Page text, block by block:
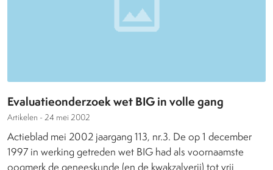
Evaluatieonderzoek wet BIG in volle gang
Artikelen - 24 mei 2002
Actieblad mei 2002 jaargang 113, nr.3. De op 1 december
1997 in werking getreden wet BIG had als voornaamste
oogmerk de geneeskunde (en de kwakzalverij) tot vrij